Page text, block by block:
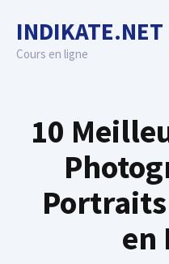
content
INDIKATE.NET
Cours en ligne
10
en